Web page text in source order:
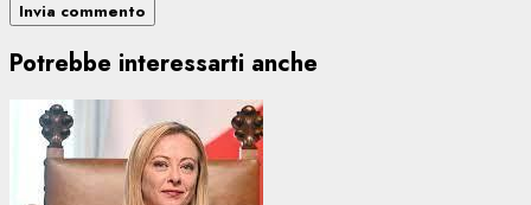
Potrebbe interessarti anche